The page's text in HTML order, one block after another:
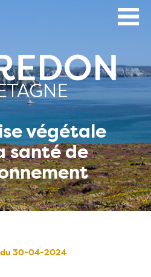
végétale
santé de
du 30-04-2024